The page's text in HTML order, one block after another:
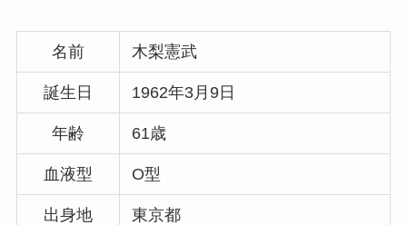
名前 木梨憲武
誕生日 1962年3月9日
年齢 61歳
血液型 O型
出身地 東京都